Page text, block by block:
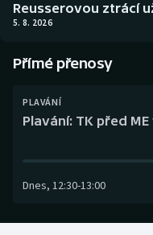
Boby a skeleton
Box
Curling
AZ kvíz
Reusserovou ztrácí
5. 8. 2026
Přímé přenosy
PLAVÁNÍ
Plavání: TK před
Dnes, 12:30-13:00